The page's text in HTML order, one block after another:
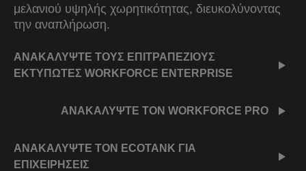
μελανιού υψηλής χωρητικότητας, διευκολύνοντας
την αναπλήρωση.
ΑΝΑΚΑΛΥΨΤΕ ΤΟΥΣ ΕΠΙΤΡΑΠΕΖΙΟΥΣ
ΕΚΤΥΠΩΤΕΣ WORKFORCE ENTERPRISE
ΑΝΑΚΑΛΥΨΤΕ ΤΟΝ WORKFORCE PRO
ΑΝΑΚΑΛΥΨΤΕ ΤΟΝ ECOTANK ΓΙΑ
ΕΠΙΧΕΙΡΗΣΕΙΣ